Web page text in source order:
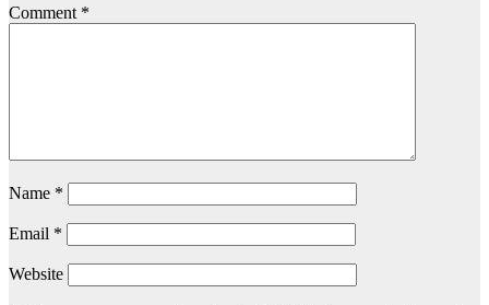
Comment *
Name *
Email *
Website